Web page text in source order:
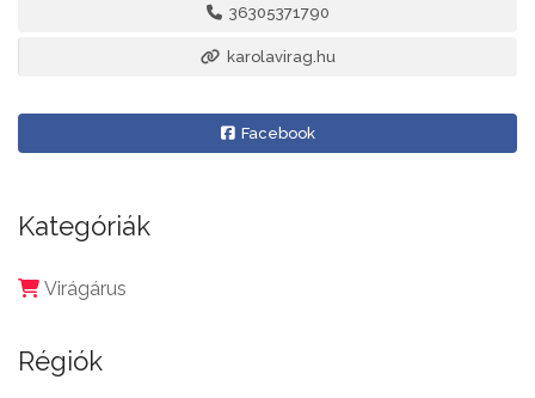
36305371790
karolavirag.hu
Facebook
Kategóriák
Virágárus
Régiók